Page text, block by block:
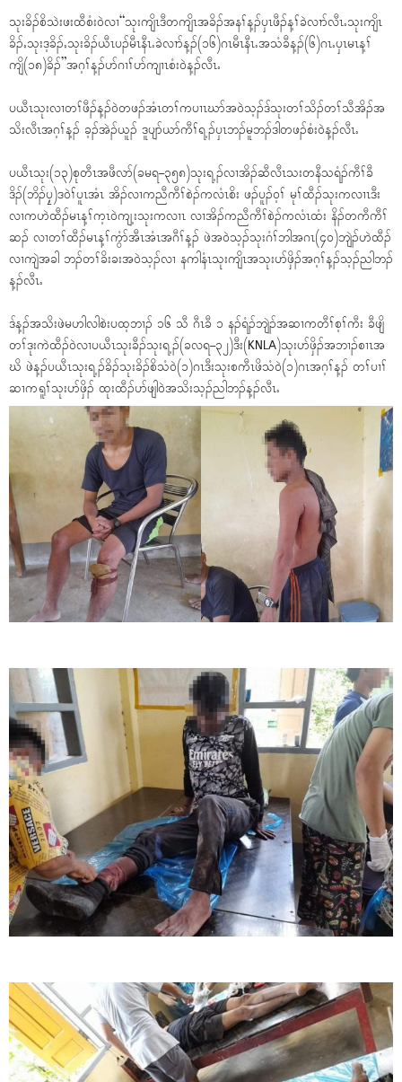
သုးခိၣ်စိသဲးဖးထီစံး၀ဲလၢ“သုးကျိၤဒီတကျိၤအခိၣ်အနၢ်န့ၣ်ၦၤဖီၣ်န့ၢ်ခဲလၢာ်လီၤႉသုးကျိၤ
ခိၣ်ႇသုးဒ့ခိၣ်ႇသုးခိၣ်ယီၤပၣ်မီၤနီၤႉခဲလၢာ်န့ၣ်(၁၆)ဂၤမီၤနီၤႉအသံခီန့ၣ်(၆)ဂၤႉၦၤမၤန့ၢ်
ကျိ(၁၈)ခိၣ်”အဂ့ၢ်န့ၣ်ပာ်ဂၢၢ်ပာ်ကျၢၤစံး၀ဲန့ၣ်လီၤႉ
ပယီၤသုးလၢတၢ်ဖီၣ်န့ၣ်၀ဲတဖၣ်အံၤတၢ်ကပၢၤဃာ်အ၀ဲသ့ၣ်ဒ်သုးတၢ်သိၣ်တၢ်သီအိၣ်အ
သိးလီၤအဂ့ၢ်န့ၣ် ခ့ၣ်အဲၣ်ယူၣ် ဒူပျာ်ယာ်ကီၢ်ရ့ၣ်ၦၤဘၣ်မူဘၣ်ဒါတဖၣ်စံး၀ဲန့ၣ်လီၤႉ
ပယီၤသုး(၁၃)စုတီၤအဖီလာ်(ခမရ–၃၅၈)သုးရ့ၣ်လၢအိၣ်ဆီလီၤသးတနီသရံၣ်ကီၢ်ခီ
ဒိၣ်(ဘိၣ်ပၠ့)ဒ၀ဲၢ်ပူၤအံၤ အိၣ်လၢကညီကီၢ်စဲၣ်ကလံၤစိး ဖၣ်ပူၣ်၀့ၢ် မုၢ်ထီၣ်သုးကလၢၤဒီး
လၢကဟဲထီၣ်မၤန့ၢ်က့ၤ၀ဲကျ့းသုးကလၢၤ လၢအိၣ်ကညီကီၢ်စဲၣ်ကလံၤထံး နိၣ်တကီကီၢ်
ဆၣ် လၢတၢ်ထီၣ်မၤန့ၢ်ကွံာ်အီၤအံၤအဂီၢ်န့ၣ် ဖဲအ၀ဲသ့ၣ်သုးဂံၢ်ဘါအဂၤ(၄၀)ဘျဲၣ်ဟဲထီၣ်
လၢကျဲအခါ ဘၣ်တၢ်ခိးခးအ၀ဲသ့ၣ်လၢ နကါနံၤသုးကျိၤအသုးပာ်ဖှိၣ်အဂ့ၢ်န့ၣ်သ့ၣ်ညါဘၣ်
န့ၣ်လီၤႉ
ဒ်န့ၣ်အသိးဖဲမဟါလါစဲးပထ့ဘၢၣ် ၁၆ သီ ဂီၤခီ ၁ နၣ်ရံၣ်ဘျဲၣ်အဆၢကတီၢ်စ့ၢ်ကီး ခီဖျိ
တၢ်ဒုးကဲထီၣ်၀ဲလၢပယီၤသုးခီၣ်သုးရ့ၣ်(ခလရ–၃၂)ဒီး(KNLA)သုးပာ်ဖှိၣ်အဘၢၣ်စၢၤအ
ဃိ ဖဲန့ၣ်ပယီၤသုးရ့ၣ်ခိၣ်သုးခိၣ်စိသံ၀ဲ(၁)ဂၤဒီးသုးစကီၤဖိသံ၀ဲ(၁)ဂၤအဂ့ၢ်န့ၣ် တၢ်ပၢၢ်
ဆၢကရူၢ်သုးပာ်ဖှိၣ် ထုးထီၣ်ပာ်ဖျါ၀ဲအသိးသ့ၣ်ညါဘၣ်န့ၣ်လီၤႉ